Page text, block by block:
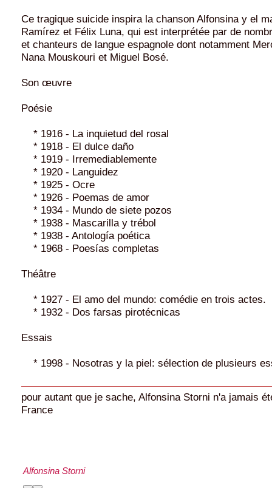
Ce tragique suicide inspira la chanson Alfonsina y el
Ramírez et Félix Luna, qui est interprétée par de
et chanteurs de langue espagnole dont notamment
Nana Mouskouri et Miguel Bosé.
Son œuvre
Poésie
* 1916 - La inquietud del rosal
* 1918 - El dulce daño
* 1919 - Irremediablemente
* 1920 - Languidez
* 1925 - Ocre
* 1926 - Poemas de amor
* 1934 - Mundo de siete pozos
* 1938 - Mascarilla y trébol
* 1938 - Antología poética
* 1968 - Poesías completas
Théâtre
* 1927 - El amo del mundo: comédie en trois actes.
* 1932 - Dos farsas pirotécnicas
Essais
* 1998 - Nosotras y la piel: sélection de plusieurs
pour autant que je sache, Alfonsina Storni n'a jamais
France
Alfonsina Storni